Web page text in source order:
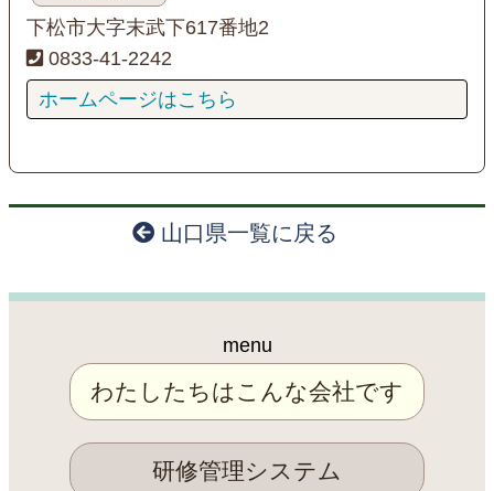
下松市大字末武下617番地2
0833-41-2242
ホームページはこちら
山口県一覧に戻る
menu
わたしたちはこんな会社です
研修管理システム